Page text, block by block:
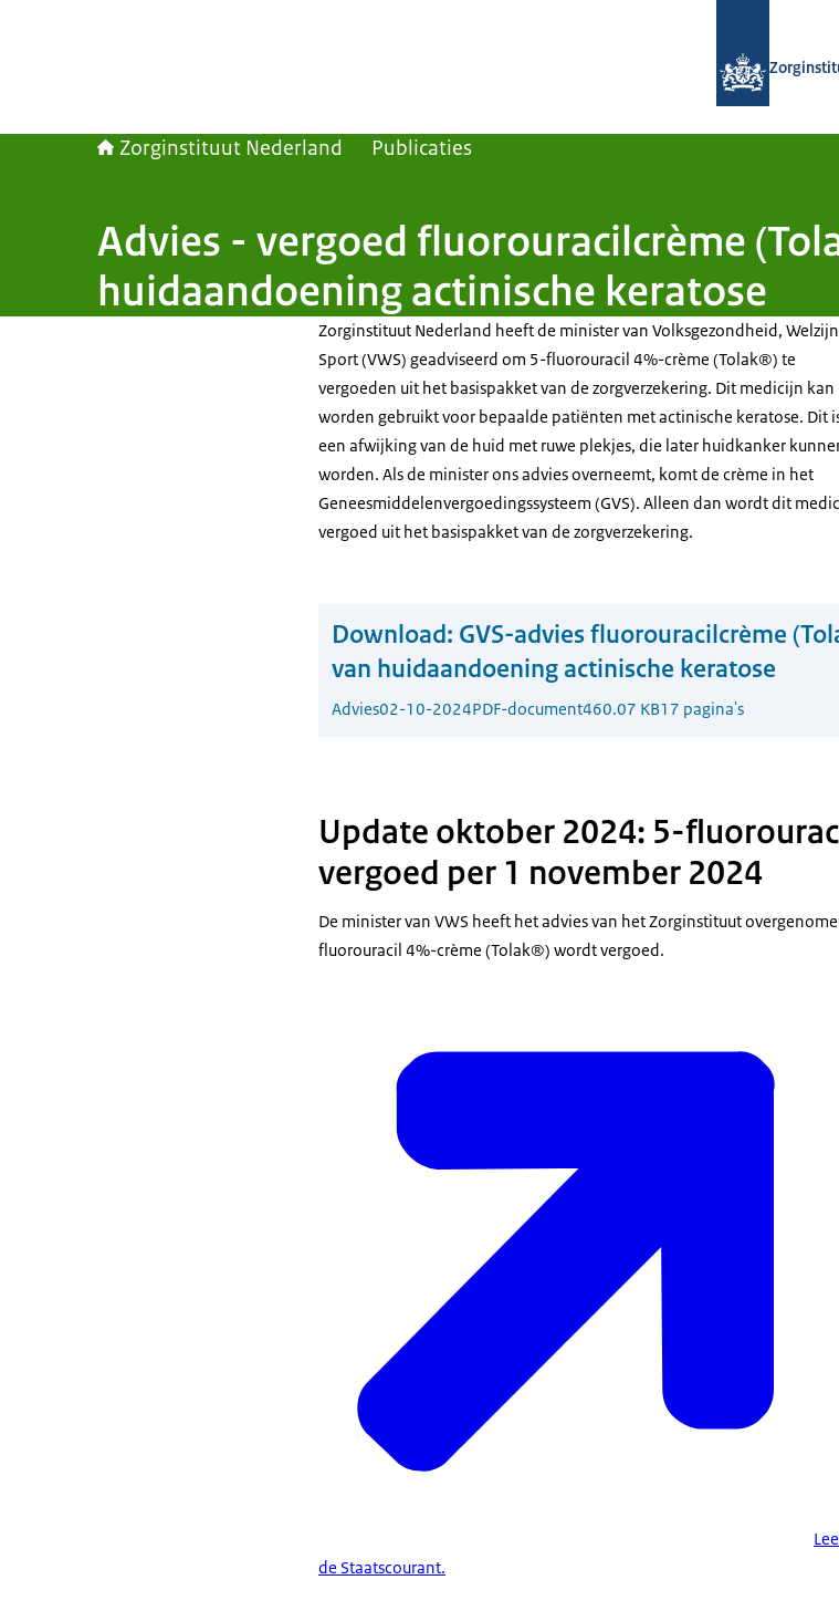
Zorginstituut Nederland Publicaties
Advies - vergoed fluorouracilcrème
huidaandoening actinische keratose
Zorginstituut Nederland heeft de minister van Volksgezondheid,
Sport (VWS) geadviseerd om 5-fluorouracil 4%-crème (Tolak®) te
vergoeden uit het basispakket van de zorgverzekering. Dit medicijn kan
worden gebruikt voor bepaalde patiënten met actinische keratose. Dit
een afwijking van de huid met ruwe plekjes, die later huidkanker
worden. Als de minister ons advies overneemt, komt de crème in het
Geneesmiddelenvergoedingssysteem (GVS). Alleen dan wordt dit
vergoed uit het basispakket van de zorgverzekering.
Download: GVS-advies fluorouracilcrème
van huidaandoening actinische keratose
Advies02-10-2024PDF-document460.07 KB17 pagina's
Update oktober 2024: 5-
vergoed per 1 november 2024
De minister van VWS heeft het advies van het Zorginstituut
fluorouracil 4%-crème (Tolak®) wordt vergoed.
de Staatscourant.